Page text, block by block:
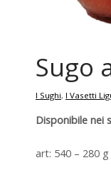
Sugo
I Sughi, I Vasetti
Disponibile nei
art: 540 – 280